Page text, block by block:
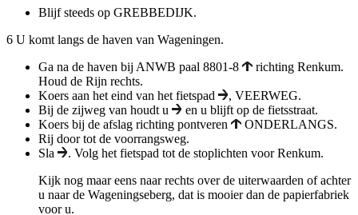
Blijf steeds op GREBBEDIJK.
6 U komt langs de haven van Wageningen.
Ga na de haven bij ANWB paal 8801-8
richting Renkum.
Houd de Rijn rechts.
Koers aan het eind van het fietspad
, VEERWEG.
Bij de zijweg van houdt u
en u blijft op de fietsstraat.
Koers bij de afslag richting pontveren
ONDERLANGS.
Rij door tot de voorrangsweg.
Sla
. Volg het fietspad tot de stoplichten voor Renkum.
Kijk nog maar eens naar rechts over de uiterwaarden of achter
u naar de Wageningseberg, dat is mooier dan de papierfabriek
voor u.